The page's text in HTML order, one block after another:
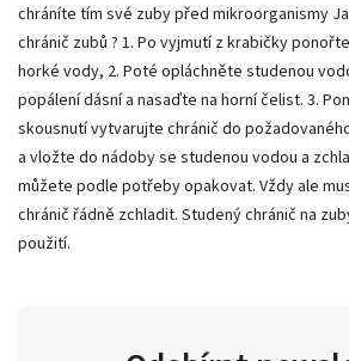
chráníte tím své zuby před mikroorganismy
chránič zubů ? 1. Po vyjmutí z krabičky
horké vody, 2. Poté opláchněte studenou
popálení dásní a nasaďte na horní čelist. 3.
skousnutí vytvarujte chránič do
a vložte do nádoby se studenou vodou a
můžete podle potřeby opakovat. Vždy ale
chránič řádně zchladit. Studený chránič na
použití.